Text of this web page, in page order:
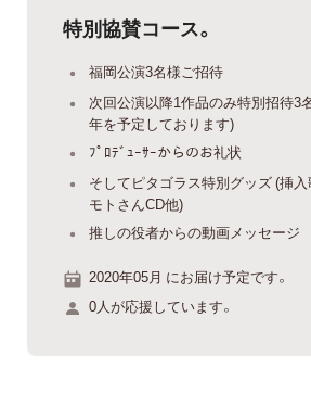
特別協賛コース。
福岡公演3名様ご招待
次回公演以降1作品のみ特別招待3
年を予定しております)
ﾌﾟﾛﾃﾞｭｰｻｰからのお礼状
そしてピタゴラス特別グッズ (挿
モトさんCD他)
推しの役者からの動画メッセージ
2020年05月 にお届け予定です。
0人が応援しています。